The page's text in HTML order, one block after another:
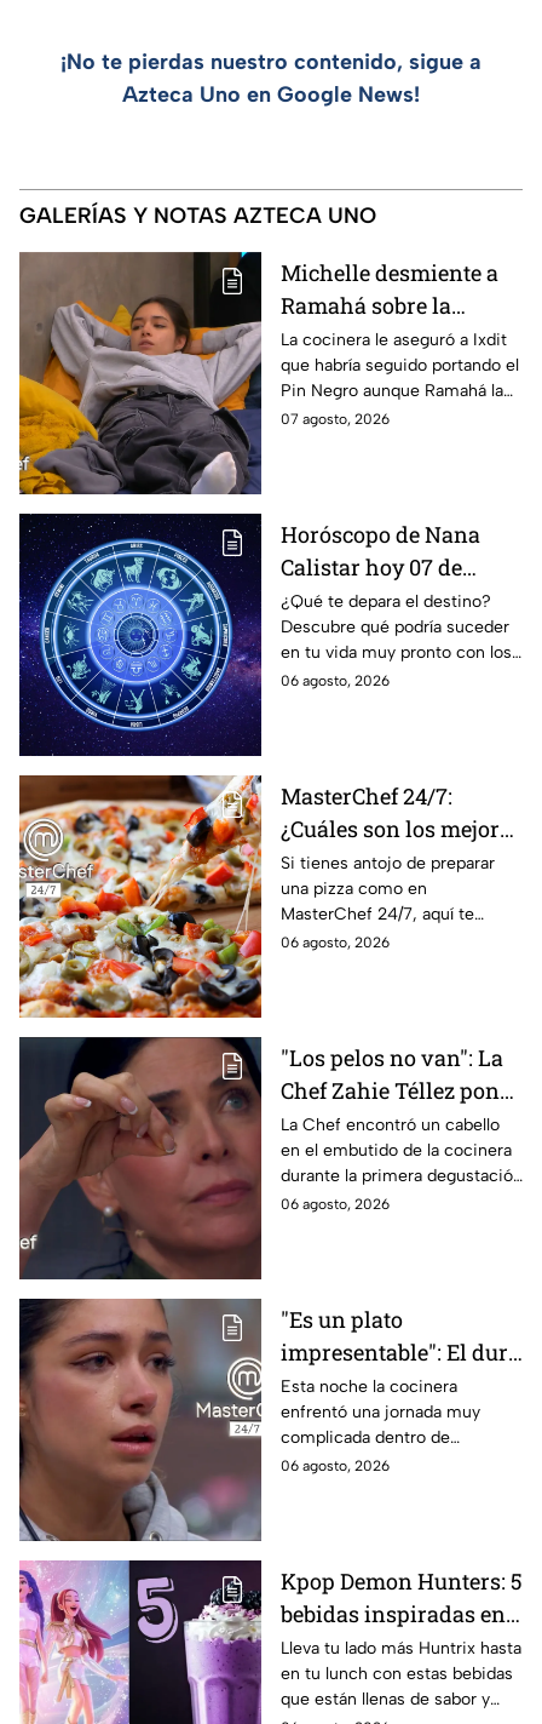
¡No te pierdas nuestro contenido, sigue a
Azteca Uno en Google News!
GALERÍAS Y NOTAS AZTECA UNO
Michelle desmiente a
Ramahá sobre la
designación del Pin
Negro a un integrante
de las "Divas" en
MasterChef 24/7
La cocinera le aseguró a Ixdit
que habría seguido portando el
Pin Negro aunque Ramahá la
hubiera subido al balcón
07 agosto, 2026
Horóscopo de Nana
Calistar hoy 07 de
agosto; estos signos
podrían dejar de estar
solteros más pronto de
lo que imaginan y
¿Qué te depara el destino?
Descubre qué podría suceder
en tu vida muy pronto con los
horóscopos de Nana Calistar;
06 agosto, 2026
MasterChef 24/7:
¿Cuáles son los mejores
quesos para preparar
pizza en casa?
Si tienes antojo de preparar
una pizza como en
MasterChef 24/7, aquí te
contamos todo lo que debes
06 agosto, 2026
"Los pelos no van": La
Chef Zahie Téllez pone
en evidencia a Carmen
en la gala de mandiles
negros de MasterChef
24/7
La Chef encontró un cabello
en el embutido de la cocinera
durante la primera degustación
de la noche
06 agosto, 2026
"Es un plato
impresentable": El duro
regaño que hizo llorar a
Michelle dentro de
MasterChef 24/7
Esta noche la cocinera
enfrentó una jornada muy
complicada dentro de
MasterChef 24/7.
06 agosto, 2026
Kpop Demon Hunters: 5
bebidas inspiradas en
las guerreras Huntrix
para llevar a la escuela
este regreso a clases
Lleva tu lado más Huntrix hasta
en tu lunch con estas bebidas
que están llenas de sabor y